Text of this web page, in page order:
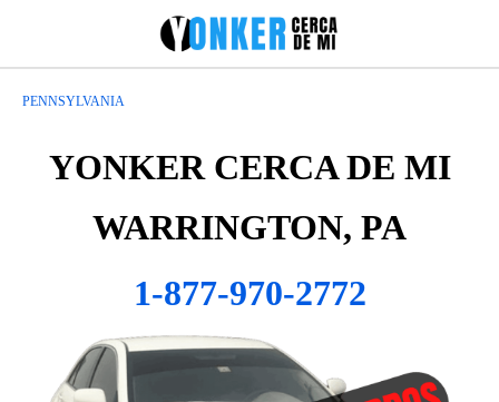
PENNSYLVANIA
YONKER CERCA DE MI
WARRINGTON, PA
1-877-970-2772